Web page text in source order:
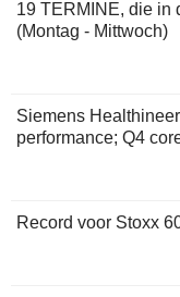
19 TERMINE, die in
(Montag - Mittwoch)
Siemens
performance; Q4
Record voor Stoxx